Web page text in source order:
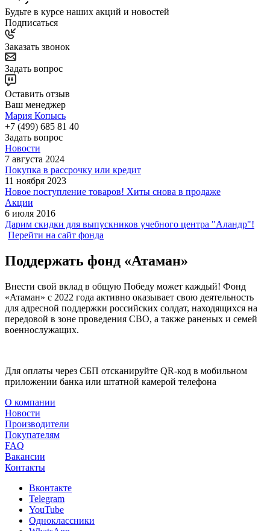
Будьте в курсе наших акций и новостей
Подписаться
Заказать звонок
Задать вопрос
Оставить отзыв
Ваш менеджер
Мария Копысь
+7 (499) 685 81 40
Задать вопрос
Новости
7 августа 2024
Покупка в рассрочку или кредит
11 ноября 2023
Новое поступление товаров! Хиты снова в продаже
Акции
6 июля 2016
Дарим скидки для выпускников учебного центра "Аландр"!
Перейти на сайт фонда
Поддержать фонд «Атаман»
Внести свой вклад в общую Победу может каждый! Фонд
«Атаман» с 2022 года активно оказывает свою деятельность
для адресной поддержки российских солдат, находящихся на
передовой в зоне проведения СВО, а также раненых и семей
военнослужащих.
Для оплаты через СБП отсканируйте QR-код в мобильном
приложении банка или штатной камерой телефона
О компании
Новости
Производители
Покупателям
FAQ
Вакансии
Контакты
Вконтакте
Telegram
YouTube
Одноклассники